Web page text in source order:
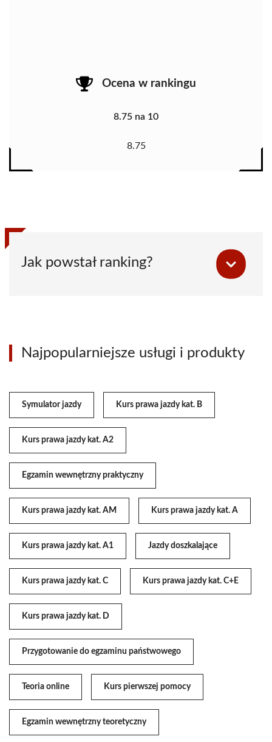
Ocena w rankingu
8.75 na 10
8.75
Jak powstał ranking?
Najpopularniejsze usługi i produkty
Symulator jazdy Kurs prawa jazdy kat. B
Kurs prawa jazdy kat. A2
Egzamin wewnętrzny praktyczny
Kurs prawa jazdy kat. AM Kurs prawa jazdy kat. A
Kurs prawa jazdy kat. A1 Jazdy doszkalające
Kurs prawa jazdy kat. C Kurs prawa jazdy kat. C+E
Kurs prawa jazdy kat. D
Przygotowanie do egzaminu państwowego
Teoria online Kurs pierwszej pomocy
Egzamin wewnętrzny teoretyczny